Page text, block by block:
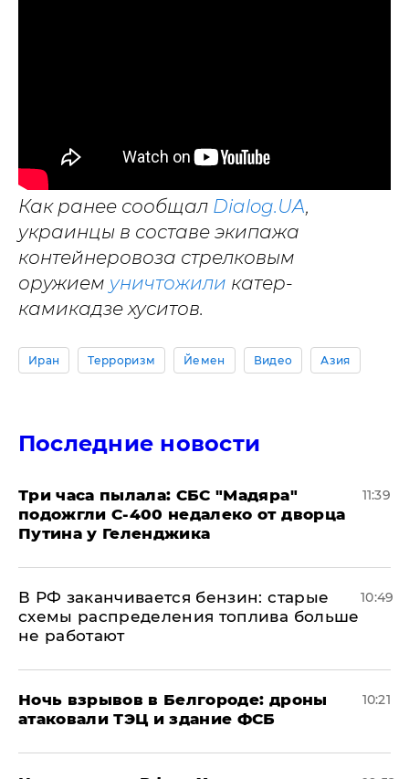
Как ранее сообщал Dialog.UA,
украинцы в составе экипажа
контейнеровоза стрелковым
оружием уничтожили катер-
камикадзе хуситов.
Иран Терроризм Йемен Видео Азия
Последние новости
Три часа пылала: СБС "Мадяра"
подожгли С-400 недалеко от дворца
Путина у Геленджика
11:39
​В РФ заканчивается бензин: старые
схемы распределения топлива больше
не работают
10:49
​Ночь взрывов в Белгороде: дроны
атаковали ТЭЦ и здание ФСБ
10:21